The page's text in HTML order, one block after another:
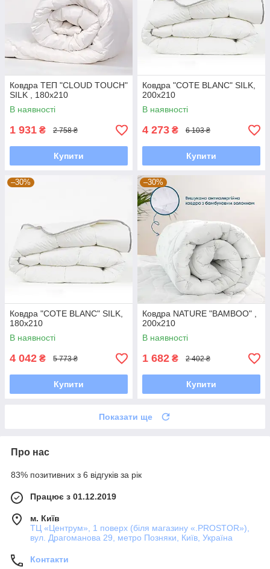
Ковдра ТЕП "CLOUD TOUCH"
SILK , 180x210
В наявності
1 931 ₴ 2 758 ₴
Купити
Ковдра "COTE BLANC" SILK,
200x210
В наявності
4 273 ₴ 6 103 ₴
Купити
–30%
Ковдра "COTE BLANC" SILK,
180x210
В наявності
4 042 ₴ 5 773 ₴
Купити
–30%
Ковдра NATURE "BAMBOO" ,
200x210
В наявності
1 682 ₴ 2 402 ₴
Купити
Показати ще
Про нас
83% позитивних з 6 відгуків за рік
Працює з 01.12.2019
м. Київ
ТЦ «Центрум», 1 поверх (біля магазину «.PROSTOR»),
вул. Драгоманова 29, метро Позняки, Київ, Україна
Контакти